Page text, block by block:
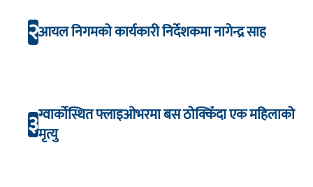
२आयल निगमको कार्यकारी निर्देशकमा नागेन्द्र साह
३ग्वार्कोस्थित फ्लाइओभरमा बस ठोक्किँदा एक महिलाको
मृत्यु